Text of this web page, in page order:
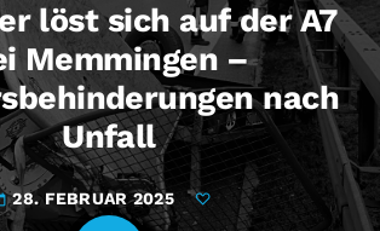
löst sich auf der A7
Memmingen –
nach
Unfall
28. FEBRUAR 2025